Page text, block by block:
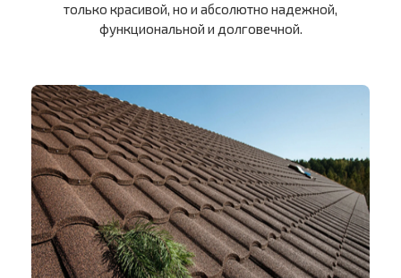
только красивой, но и абсолютно надежной,
функциональной и долговечной.